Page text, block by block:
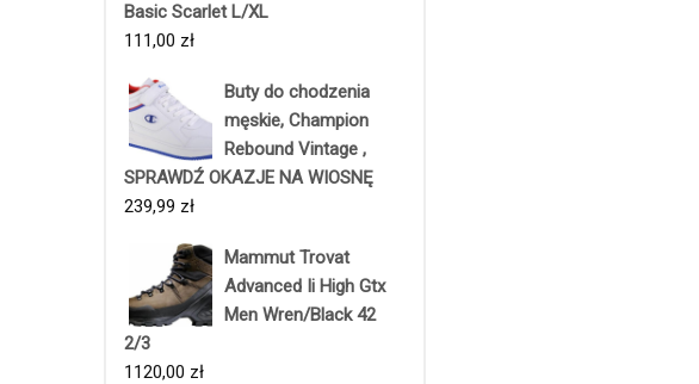
Basic Scarlet L/XL
111,00 zł
Buty do chodzenia
męskie, Champion
Rebound Vintage ,
SPRAWDŹ OKAZJE NA WIOSNĘ
239,99 zł
Mammut Trovat
Advanced Ii High Gtx
Men Wren/Black 42
2/3
1120,00 zł